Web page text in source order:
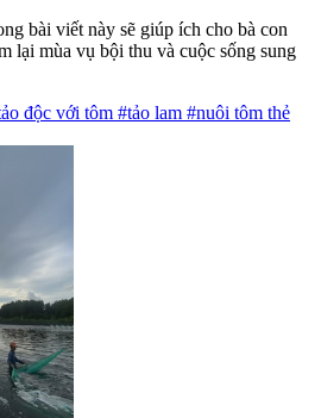
bài viết này sẽ giúp ích cho bà con
lại mùa vụ bội thu và cuộc sống sung
độc với tôm #tảo lam #nuôi tôm thẻ